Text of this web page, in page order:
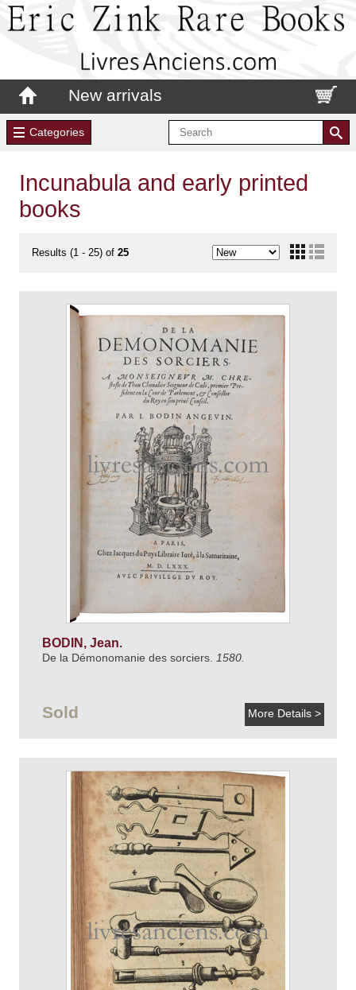
New arrivals
Categories
Incunabula and early printed
books
Results (1 - 25) of 25
BODIN, Jean.
De la Démonomanie des sorciers. 1580.
Sold More Details >